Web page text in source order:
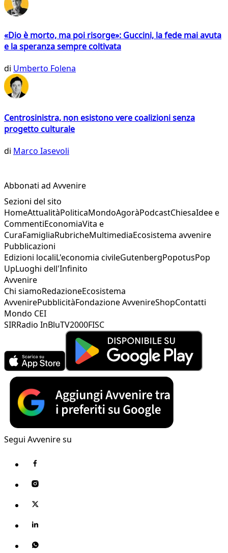
«Dio è morto, ma poi risorge»: Guccini, la fede mai avuta
e la speranza sempre coltivata
di Umberto Folena
Centrosinistra, non esistono vere coalizioni senza
progetto culturale
di Marco Iasevoli
Abbonati ad Avvenire
Sezioni del sito
HomeAttualitàPoliticaMondoAgoràPodcastChiesaIdee e
CommentiEconomiaVita e
CuraFamigliaRubricheMultimediaEcosistema avvenire
Pubblicazioni
Edizioni localiL'economia civileGutenbergPopotusPop
UpLuoghi dell'Infinito
Avvenire
Chi siamoRedazioneEcosistema
AvvenirePubblicitàFondazione AvvenireShopContatti
Mondo CEI
SIRRadio InBluTV2000FISC
Segui Avvenire su